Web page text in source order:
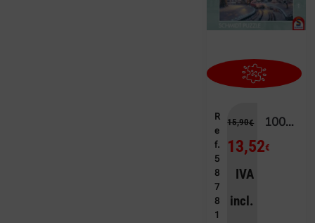
R
e
f.
5
8
7
8
1
15,90€
13,52€
IVA
incl.
1000 -KINKADE NAVIDAD GRACELAND®